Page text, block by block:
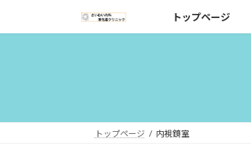
キ
に
トップページ
トップページ 内視鏡室